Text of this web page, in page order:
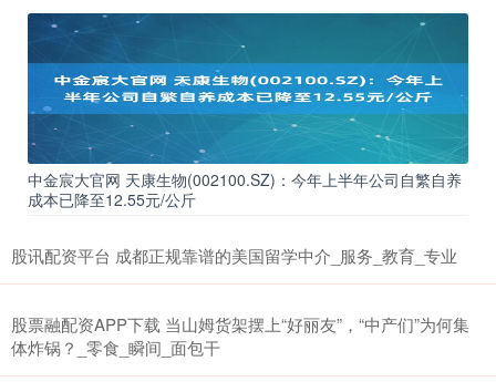
中金宸大官网 天康生物(002100.SZ)：今年上半年公司自繁自养
成本已降至12.55元/公斤
股讯配资平台 成都正规靠谱的美国留学中介_服务_教育_专业
股票融配资APP下载 当山姆货架摆上“好丽友”，“中产们”为何集
体炸锅？_零食_瞬间_面包干